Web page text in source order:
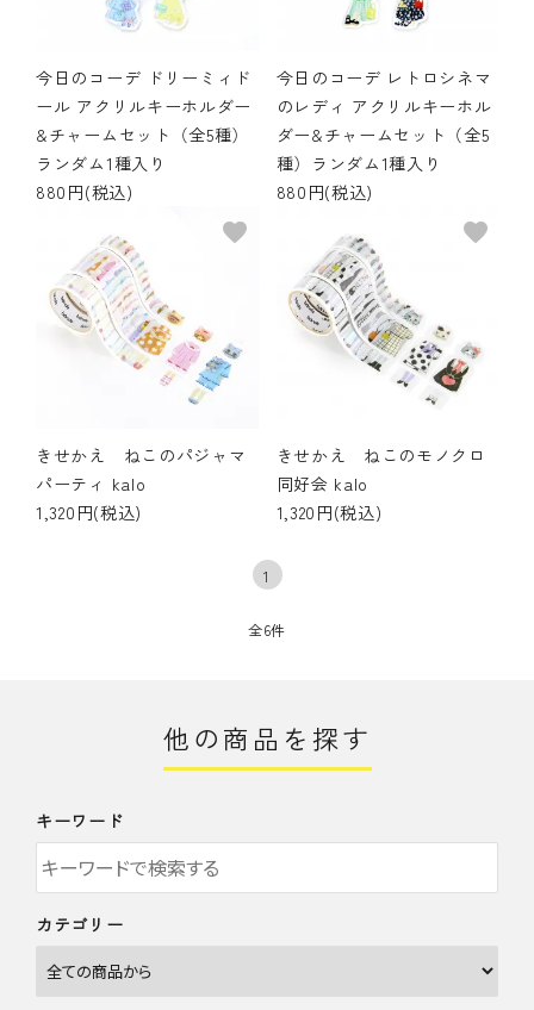
今日のコーデ ドリーミィド
ール アクリルキーホルダー
&チャームセット（全5種）
ランダム1種入り
880円(税込)
今日のコーデ レトロシネマ
のレディ アクリルキーホル
ダー&チャームセット（全5
種）ランダム1種入り
880円(税込)
きせかえ ねこのパジャマ
パーティ kalo
1,320円(税込)
favorite
きせかえ ねこのモノクロ
同好会 kalo
1,320円(税込)
favorite
1
全6件
他の商品を探す
キーワード
カテゴリー